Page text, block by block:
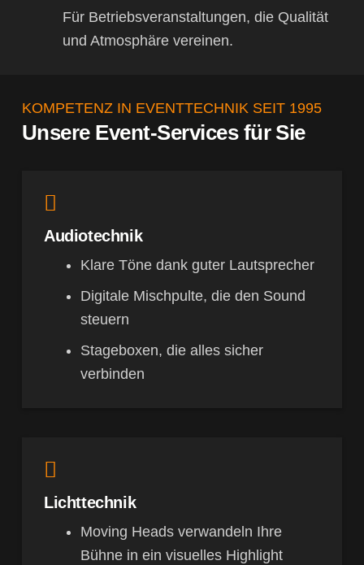
Für Betriebsveranstaltungen, die Qualität
und Atmosphäre vereinen.
KOMPETENZ IN EVENTTECHNIK SEIT 1995
Unsere Event-Services für Sie
Audiotechnik
Klare Töne dank guter Lautsprecher
Digitale Mischpulte, die den Sound
steuern
Stageboxen, die alles sicher
verbinden
Lichttechnik
Moving Heads verwandeln Ihre
Bühne in ein visuelles Highlight